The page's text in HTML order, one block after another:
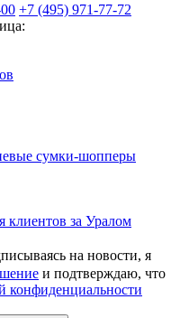
+7 (495) 971-77-72
сумки-шопперы
клиентов за Уралом
на новости, я
и подтверждаю, что
конфиденциальности